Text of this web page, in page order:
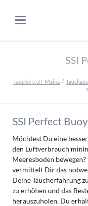
SSI
Tauchertreff-Mainz
SSI Perfect
Möchtest Du eine
den Luftverbrauch
Meeresboden
vermittelt Dir das
Deine Taucherfahrung
zu erhöhen und das
herauszuholen. Du